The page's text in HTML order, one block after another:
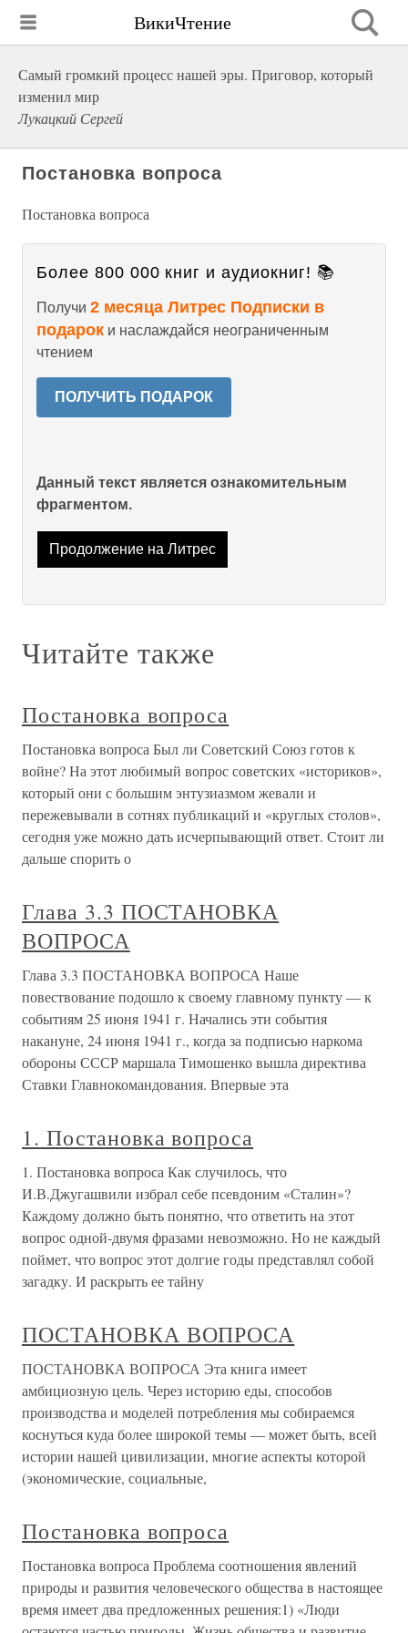
ВикиЧтение
Самый громкий процесс нашей эры. Приговор, который
изменил мир
Лукацкий Сергей
Постановка вопроса
Постановка вопроса
Более 800 000 книг и аудиокниг! 📚
Получи 2 месяца Литрес Подписки в
подарок и наслаждайся неограниченным
чтением
ПОЛУЧИТЬ ПОДАРОК
Данный текст является ознакомительным
фрагментом.
Продолжение на Литрес
Читайте также
Постановка вопроса
Постановка вопроса Был ли Советский Союз готов к
войне? На этот любимый вопрос советских «историков»,
который они с большим энтузиазмом жевали и
пережевывали в сотнях публикаций и «круглых столов»,
сегодня уже можно дать исчерпывающий ответ. Стоит ли
дальше спорить о
Глава 3.3 ПОСТАНОВКА
ВОПРОСА
Глава 3.3 ПОСТАНОВКА ВОПРОСА Наше
повествование подошло к своему главному пункту — к
событиям 25 июня 1941 г. Начались эти события
накануне, 24 июня 1941 г., когда за подписью наркома
обороны СССР маршала Тимошенко вышла директива
Ставки Главнокомандования. Впервые эта
1. Постановка вопроса
1. Постановка вопроса Как случилось, что
И.В.Джугашвили избрал себе псевдоним «Сталин»?
Каждому должно быть понятно, что ответить на этот
вопрос одной-двумя фразами невозможно. Но не каждый
поймет, что вопрос этот долгие годы представлял собой
загадку. И раскрыть ее тайну
ПОСТАНОВКА ВОПРОСА
ПОСТАНОВКА ВОПРОСА Эта книга имеет
амбициозную цель. Через историю еды, способов
производства и моделей потребления мы собираемся
коснуться куда более широкой темы — может быть, всей
истории нашей цивилизации, многие аспекты которой
(экономические, социальные,
Постановка вопроса
Постановка вопроса Проблема соотношения явлений
природы и развития человеческого общества в настоящее
время имеет два предложенных решения:1) «Люди